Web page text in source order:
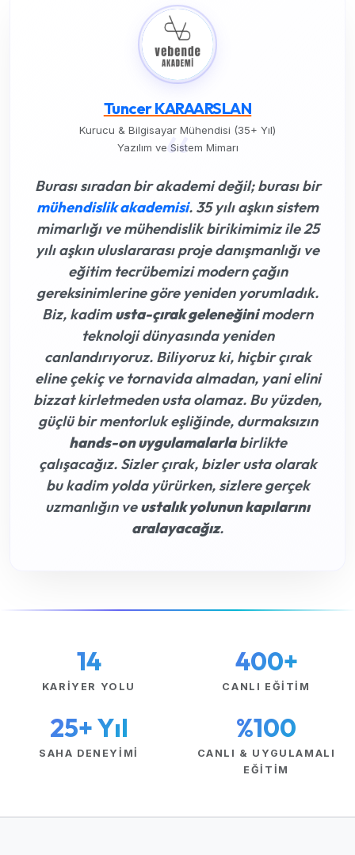
Tuncer KARAARSLAN
Kurucu & Bilgisayar Mühendisi (35+ Yıl)
Yazılım ve Sistem Mimarı
“
Burası sıradan bir akademi değil; burası bir
mühendislik akademisi. 35 yılı aşkın sistem
mimarlığı ve mühendislik birikimimiz ile 25
yılı aşkın uluslararası proje danışmanlığı ve
eğitim tecrübemizi modern çağın
gereksinimlerine göre yeniden yorumladık.
Biz, kadimusta-çırak geleneğinimodern
teknoloji dünyasında yeniden
canlandırıyoruz. Biliyoruz ki, hiçbir çırak
eline çekiç ve tornavida almadan, yani elini
bizzat kirletmeden usta olamaz. Bu yüzden,
güçlü bir mentorluk eşliğinde, durmaksızın
hands-on uygulamalarlabirlikte
çalışacağız. Sizler çırak, bizler usta olarak
bu kadim yolda yürürken, sizlere gerçek
uzmanlığın veustalık yolunun kapılarını
aralayacağız.
14
KARIYER YOLU
400+
CANLI EĞITIM
25+ Yıl
SAHA DENEYIMI
%100
CANLI & UYGULAMALI
EĞITIM